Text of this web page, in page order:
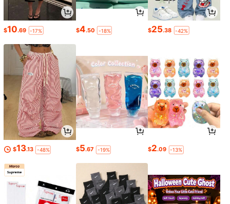
$10.69 -17% $4.50 -18% $25.38 -42%
$13.13 -48% $5.67 -19% $2.09 -13%